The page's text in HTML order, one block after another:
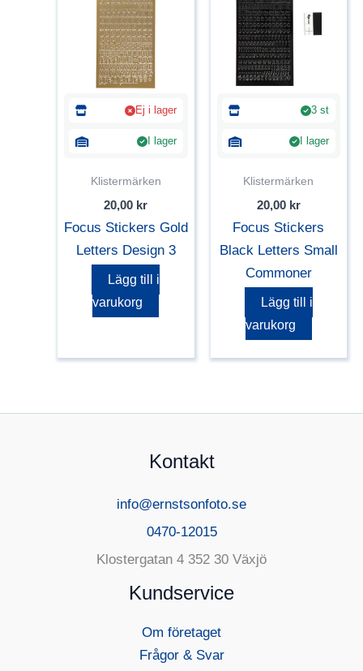
Ej i lager
I lager
Klistermärken
20,00 kr
Focus Stickers Gold
Letters Design 3
Lägg till i
varukorg
3 st
I lager
Klistermärken
20,00 kr
Focus Stickers
Black Letters Small
Commoner
Lägg till i
varukorg
Kontakt
info@ernstsonfoto.se
0470-12015
Klostergatan 4 352 30 Växjö
Kundservice
Om företaget
Frågor & Svar